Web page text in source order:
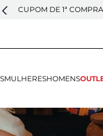
CUPOM DE 1ª
MULHERESHOMENS